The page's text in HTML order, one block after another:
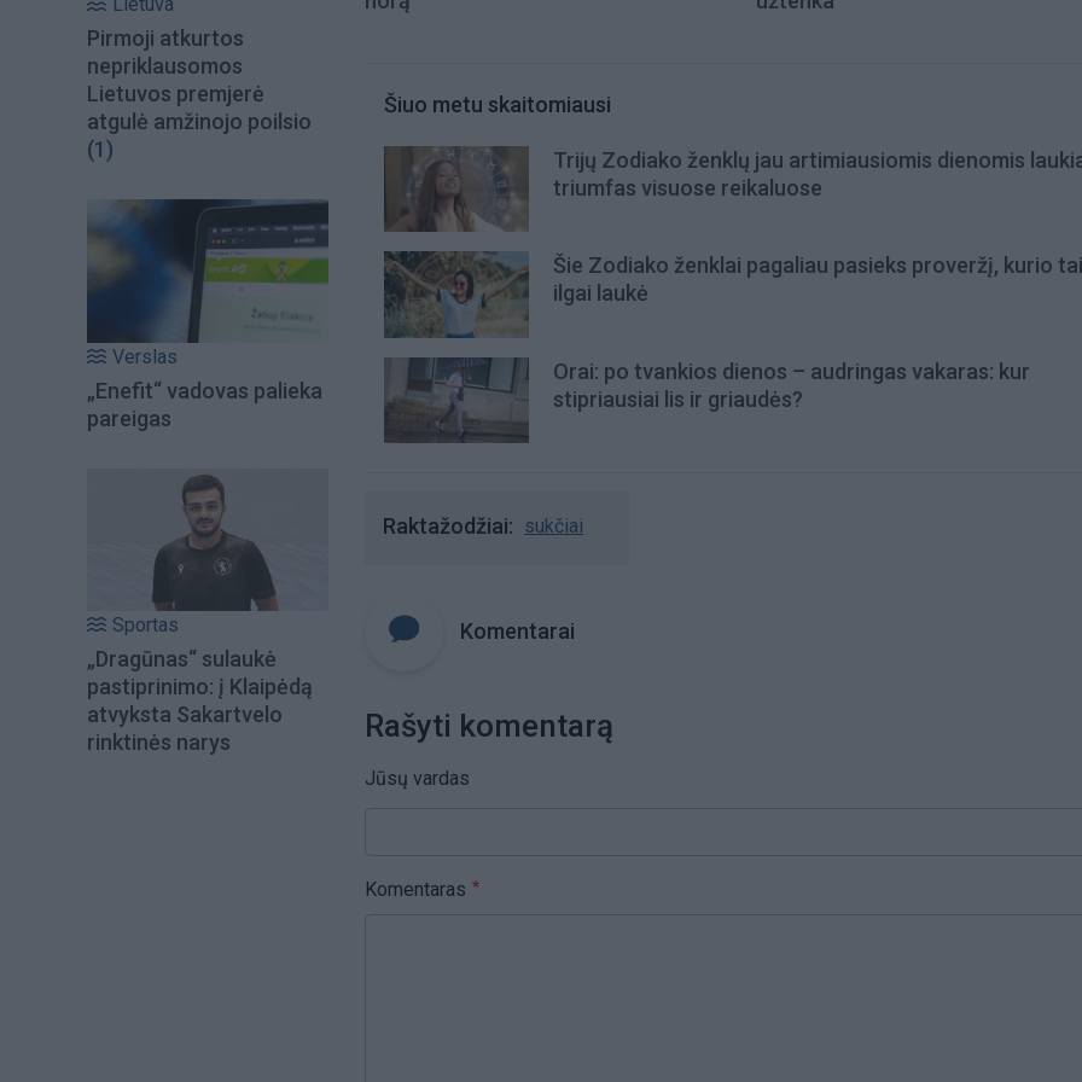
Pirmoji atkurtos
nepriklausomos
Lietuvos premjerė
atgulė amžinojo poilsio
(1)
Verslas
„Enefit“ vadovas palieka
pareigas
Sportas
„Dragūnas“ sulaukė
pastiprinimo: į Klaipėdą
atvyksta Sakartvelo
rinktinės narys
Šiuo metu skaitomiausi
Trijų Zodiako ženklų jau artimiausiomis dienomis
triumfas visuose reikaluose
Šie Zodiako ženklai pagaliau pasieks proveržį, kurio
ilgai laukė
Orai: po tvankios dienos – audringas vakaras: kur
stipriausiai lis ir griaudės?
Raktažodžiai sukčiai
Komentarai
Rašyti komentarą
Jūsų vardas
Komentaras